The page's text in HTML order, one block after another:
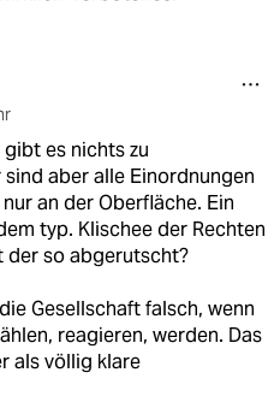
es nichts zu
aber alle Einordnungen
an der Oberfläche. Ein
typ. Klischee der Rechten
der so abgerutscht?
Gesellschaft falsch, wenn
reagieren, werden. Das
als völlig klare